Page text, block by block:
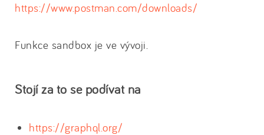
https://www.postman.com/downloads/
Funkce sandbox je ve vývoji.
Stojí za to se podívat na
https://graphql.org/